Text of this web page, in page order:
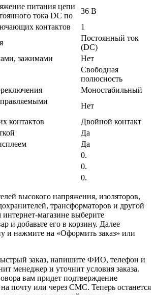
питания цепи
тока DC по
36 В
контактов
1
Постоянный ток
(DC)
зажимами
Нет
Свободная
полюсность
Моностабильный
Нет
контактов
Двойной контакт
Да
Да
0.
0.
0.
высокого напряжения, изоляторов,
трансформаторов и другой
магазине выберите
и добавьте его в корзину. Далее
и нажмите на «Оформить заказ» или
заказ, напишите ФИО, телефон и
менеджер и уточнит условия заказа.
вам придет подтверждение
почту или через СМС. Теперь останется